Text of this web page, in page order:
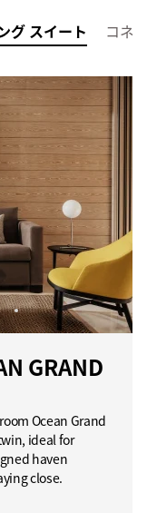
グ スイート コネ
GRAND
Ocean Grand
ideal for
haven
close.